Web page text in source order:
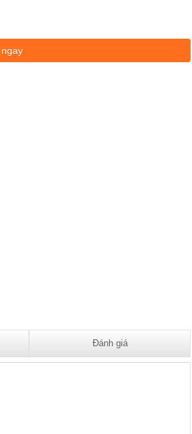
Đánh giá